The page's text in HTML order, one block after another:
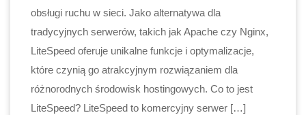
obsługi ruchu w sieci. Jako alternatywa dla
tradycyjnych serwerów, takich jak Apache czy Nginx,
LiteSpeed oferuje unikalne funkcje i optymalizacje,
które czynią go atrakcyjnym rozwiązaniem dla
różnorodnych środowisk hostingowych. Co to jest
LiteSpeed? LiteSpeed to komercyjny serwer […]